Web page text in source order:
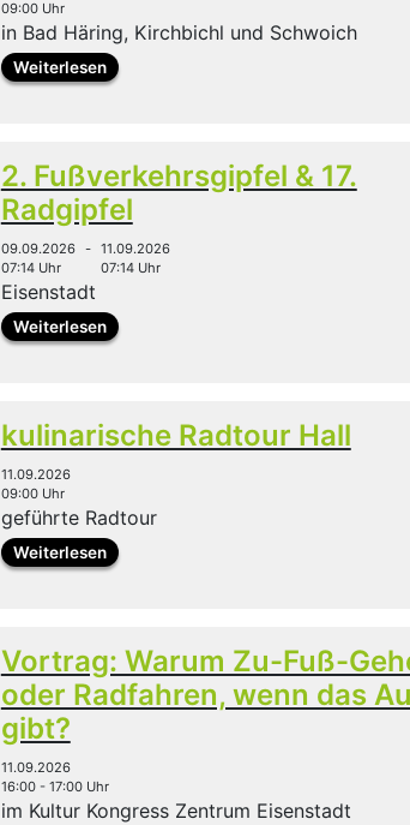
09:00 Uhr
in Bad Häring, Kirchbichl und Schwoich
Weiterlesen
2. Fußverkehrsgipfel & 17.
Radgipfel
09.09.2026
07:14 Uhr
- 11.09.2026
07:14 Uhr
Eisenstadt
Weiterlesen
kulinarische Radtour Hall
11.09.2026
09:00 Uhr
geführte Radtour
Weiterlesen
Vortrag: Warum Zu-Fuß-
oder Radfahren, wenn das
gibt?
11.09.2026
16:00 - 17:00 Uhr
im Kultur Kongress Zentrum Eisenstadt